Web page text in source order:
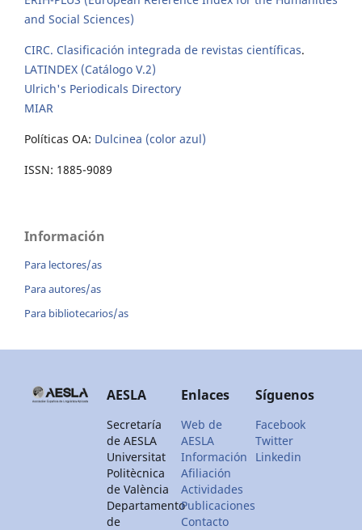
and Social Sciences)
CIRC. Clasificación integrada de revistas científicas.
LATINDEX (Catálogo V.2)
Ulrich's Periodicals Directory
MIAR
Políticas OA: Dulcinea (color azul)
ISSN: 1885-9089
Información
Para lectores/as
Para autores/as
Para bibliotecarios/as
AESLA
Secretaría
de AESLA
Universitat
Politècnica
de València
Departamento
de
Enlaces
Web de
AESLA
Información
Afiliación
Actividades
Publicaciones
Contacto
Síguenos
Facebook
Twitter
Linkedin